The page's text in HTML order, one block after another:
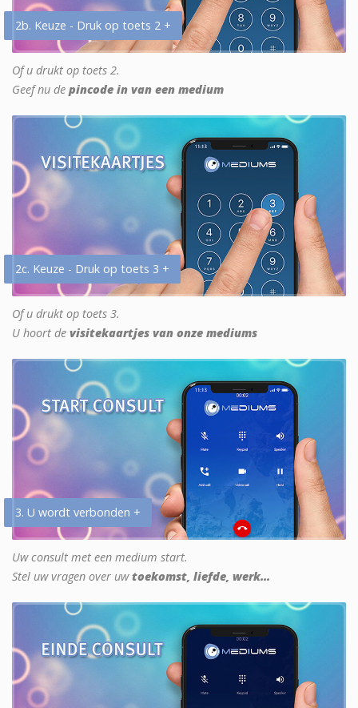
2b. Keuze - Druk op toets 2 +
Of u drukt op toets 2.
Geef nu de pincode in van een medium
2c. Keuze - Druk op toets 3 +
Of u drukt op toets 3.
U hoort de visitekaartjes van onze mediums
3. U wordt verbonden +
Uw consult met een medium start.
Stel uw vragen over uwtoekomst, liefde, werk...